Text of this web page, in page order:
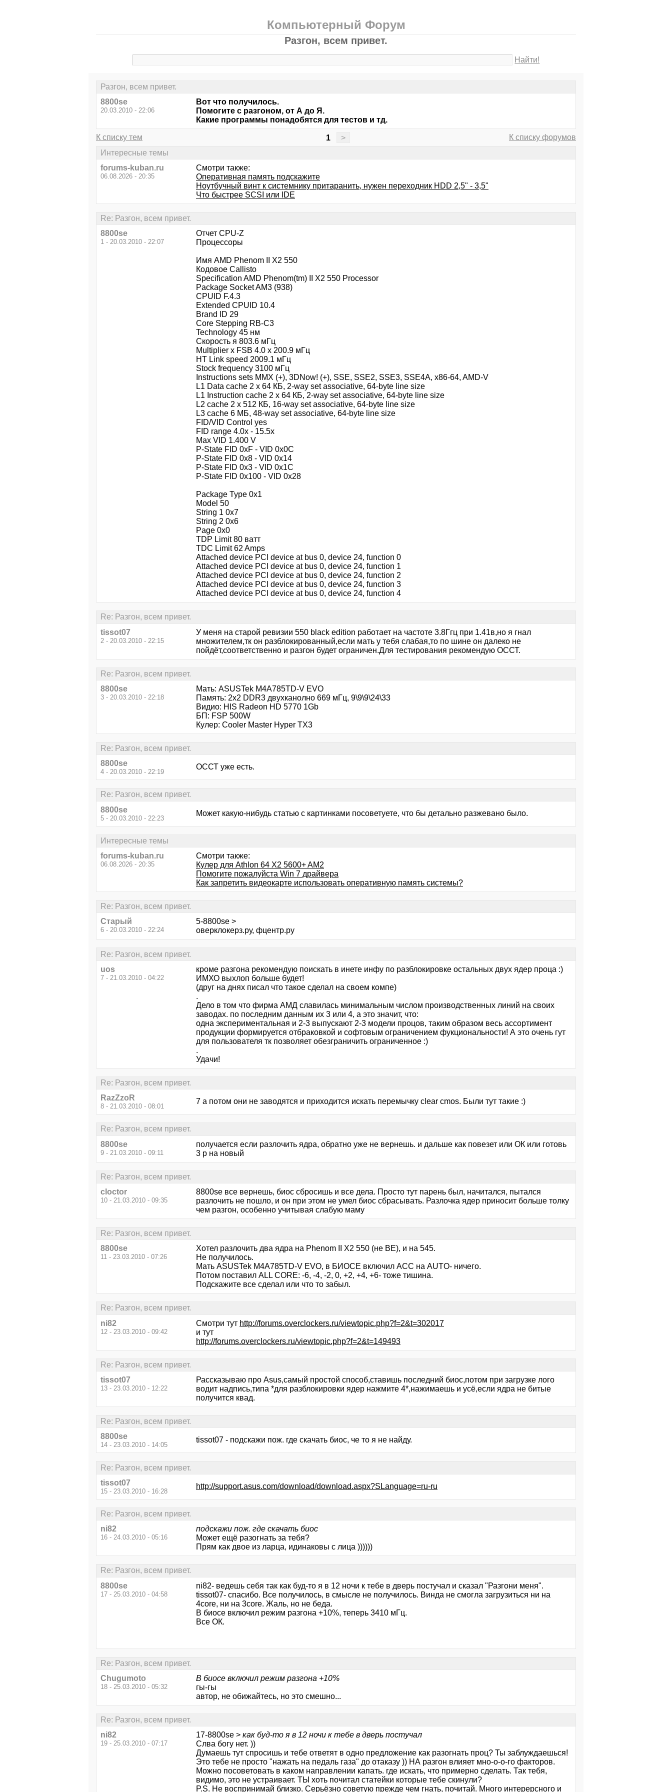
Компьютерный Форум
Разгон, всем привет.
Найти!
Разгон, всем привет.
8800se
20.03.2010 - 22:06
Вот что получилось.
Помогите с разгоном, от А до Я.
Какие программы понадобятся для тестов и тд.
К списку тем 1 >
К списку форумов
Интересные темы
forums-kuban.ru
06.08.2026 - 20:35
Смотри также:
Оперативная память подскажите
Ноутбучный винт к системнику притаранить, нужен переходник HDD 2,5" - 3,5"
Что быстрее SCSI или IDE
Re: Разгон, всем привет.
8800se
1 - 20.03.2010 - 22:07
Отчет CPU-Z
Процессоры
Имя AMD Phenom II X2 550
Кодовое Callisto
Specification AMD Phenom(tm) II X2 550 Processor
Package Socket AM3 (938)
CPUID F.4.3
Extended CPUID 10.4
Brand ID 29
Core Stepping RB-C3
Technology 45 нм
Скорость я 803.6 мГц
Multiplier x FSB 4.0 x 200.9 мГц
HT Link speed 2009.1 мГц
Stock frequency 3100 мГц
Instructions sets MMX (+), 3DNow! (+), SSE, SSE2, SSE3, SSE4A, x86-64, AMD-V
L1 Data cache 2 x 64 КБ, 2-way set associative, 64-byte line size
L1 Instruction cache 2 x 64 КБ, 2-way set associative, 64-byte line size
L2 cache 2 x 512 КБ, 16-way set associative, 64-byte line size
L3 cache 6 МБ, 48-way set associative, 64-byte line size
FID/VID Control yes
FID range 4.0x - 15.5x
Max VID 1.400 V
P-State FID 0xF - VID 0x0C
P-State FID 0x8 - VID 0x14
P-State FID 0x3 - VID 0x1C
P-State FID 0x100 - VID 0x28
Package Type 0x1
Model 50
String 1 0x7
String 2 0x6
Page 0x0
TDP Limit 80 ватт
TDC Limit 62 Amps
Attached device PCI device at bus 0, device 24, function 0
Attached device PCI device at bus 0, device 24, function 1
Attached device PCI device at bus 0, device 24, function 2
Attached device PCI device at bus 0, device 24, function 3
Attached device PCI device at bus 0, device 24, function 4
Re: Разгон, всем привет.
tissot07
2 - 20.03.2010 - 22:15
У меня на старой ревизии 550 black edition работает на частоте 3.8Ггц при 1.41в,но я гнал
множителем,тк он разблокированный,если мать у тебя слабая,то по шине он далеко не
пойдёт,соответственно и разгон будет ограничен.Для тестирования рекомендую ОССТ.
Re: Разгон, всем привет.
8800se
3 - 20.03.2010 - 22:18
Мать: ASUSTek M4A785TD-V EVО
Память: 2x2 DDR3 двухканолно 669 мГц, 9\9\9\24\33
Видио: HIS Radeon HD 5770 1Gb
БП: FSP 500W
Кулер: Cooler Master Hyper TX3
Re: Разгон, всем привет.
8800se
4 - 20.03.2010 - 22:19
ОССТ уже есть.
Re: Разгон, всем привет.
8800se
5 - 20.03.2010 - 22:23
Может какую-нибудь статью с картинками посоветуете, что бы детально разжевано было.
Интересные темы
forums-kuban.ru
06.08.2026 - 20:35
Смотри также:
Кулер для Athlon 64 X2 5600+ AM2
Помогите пожалуйста Win 7 драйвера
Как запретить видеокарте использовать оперативную память системы?
Re: Разгон, всем привет.
Старый
6 - 20.03.2010 - 22:24
5-8800se >
оверклокерз.ру, фцентр.ру
Re: Разгон, всем привет.
uos
7 - 21.03.2010 - 04:22
кроме разгона рекомендую поискать в инете инфу по разблокировке остальных двух ядер проца :)
ИМХО выхлоп больше будет!
(друг на днях писал что такое сделал на своем компе)
.
Дело в том что фирма АМД славилась минимальным числом производственных линий на своих
заводах. по последним данным их 3 или 4, а это значит, что:
одна экспериментальная и 2-3 выпускают 2-3 модели процов, таким образом весь ассортимент
продукции формируется отбраковкой и софтовым ограничением фукциональности! А это очень гут
для пользователя тк позволяет обезграничить ограниченное :)
.
Удачи!
Re: Разгон, всем привет.
RazZzoR
8 - 21.03.2010 - 08:01
7 а потом они не заводятся и приходится искать перемычку clear cmos. Были тут такие :)
Re: Разгон, всем привет.
8800se
9 - 21.03.2010 - 09:11
получается если разлочить ядра, обратно уже не вернешь. и дальше как повезет или ОК или готовь
3 р на новый
Re: Разгон, всем привет.
cloctor
10 - 21.03.2010 - 09:35
8800se все вернешь, биос сбросишь и все дела. Просто тут парень был, начитался, пытался
разлочить не пошло, и он при этом не умел биос сбрасывать. Разлочка ядер приносит больше толку
чем разгон, особенно учитывая слабую маму
Re: Разгон, всем привет.
8800se
11 - 23.03.2010 - 07:26
Хотел разлочить два ядра на Phenom II X2 550 (не ВЕ), и на 545.
Не получилось.
Мать ASUSTek M4A785TD-V EVО, в БИОСЕ включил АСС на AUTO- ничего.
Потом поставил ALL CORE: -6, -4, -2, 0, +2, +4, +6- тоже тишина.
Подскажите все сделал или что то забыл.
Re: Разгон, всем привет.
ni82
12 - 23.03.2010 - 09:42
Смотри тут http://forums.overclockers.ru/viewtopic.php?f=2&t=302017
и тут
http://forums.overclockers.ru/viewtopic.php?f=2&t=149493
Re: Разгон, всем привет.
tissot07
13 - 23.03.2010 - 12:22
Рассказываю про Asus,самый простой способ,ставишь последний биос,потом при загрузке лого
водит надпись,типа *для разблокировки ядер нажмите 4*,нажимаешь и усё,если ядра не битые
получится квад.
Re: Разгон, всем привет.
8800se
14 - 23.03.2010 - 14:05
tissot07 - подскажи пож. где скачать биос, че то я не найду.
Re: Разгон, всем привет.
tissot07
15 - 23.03.2010 - 16:28
http://support.asus.com/download/download.aspx?SLanguage=ru-ru
Re: Разгон, всем привет.
ni82
16 - 24.03.2010 - 05:16
подскажи пож. где скачать биос
Может ещё разогнать за тебя?
Прям как двое из ларца, идинаковы с лица ))))))
Re: Разгон, всем привет.
8800se
17 - 25.03.2010 - 04:58
ni82- ведешь себя так как буд-то я в 12 ночи к тебе в дверь постучал и сказал "Разгони меня".
tissot07- спасибо. Все получилось, в смысле не получилось. Винда не смогла загрузиться ни на
4core, ни на 3core. Жаль, но не беда.
В биосе включил режим разгона +10%, теперь 3410 мГц.
Все ОК.
Re: Разгон, всем привет.
Chugumoto
18 - 25.03.2010 - 05:32
В биосе включил режим разгона +10%
гы-гы
автор, не обижайтесь, но это смешно...
Re: Разгон, всем привет.
ni82
19 - 25.03.2010 - 07:17
17-8800se > как буд-то я в 12 ночи к тебе в дверь постучал
Слва богу нет. ))
Думаешь тут спросишь и тебе ответят в одно предложение как разогнать проц? Ты заблуждаешься!
Это тебе не просто "нажать на педаль газа" до отаказу )) НА разгон влияет мно-о-о-го факторов.
Можно посоветовать в каком направлении капать. где искать, что примерно сделать. Так тебя,
видимо, это не устраивает. ТЫ хоть почитал статейки которые тебе скинули?
P.S. Не воспринимай близко. Серьёзно советую прежде чем гнать, почитай. Много интерерсного и